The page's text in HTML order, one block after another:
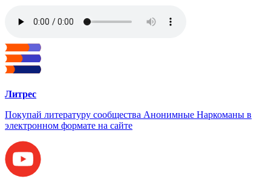
Литрес
Покупай литературу сообщества Анонимные Наркоманы в
электронном формате на сайте